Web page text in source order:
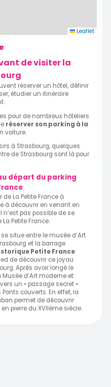
Leaflet
de visiter la
réserver un hôtel, définir
étudier un itinéraire
pour de nombreux hôteliers
réserver son parking à la
voiture.
à Strasbourg, quelques
de Strasbourg sont là pour
départ du parking
La Petite France à
à découvrir en venant en
n’est pas possible de se
Petite France.
situe entre le musée d’Art
et la barrage
Petite France
de découvrir ce joyau
Après avoir longé le
d’Art moderne et
un « passage secret »
couverts. En effet, la
permet de découvrir
pierre du XVIIème siècle.